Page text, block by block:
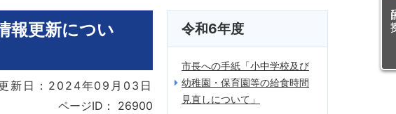
目
報更新につい
新日：2024年09月03日
ページID：
26900
令和6年度
市長への手紙「小中学校及び
幼稚園・保育園等の給食時間
見直しについて」